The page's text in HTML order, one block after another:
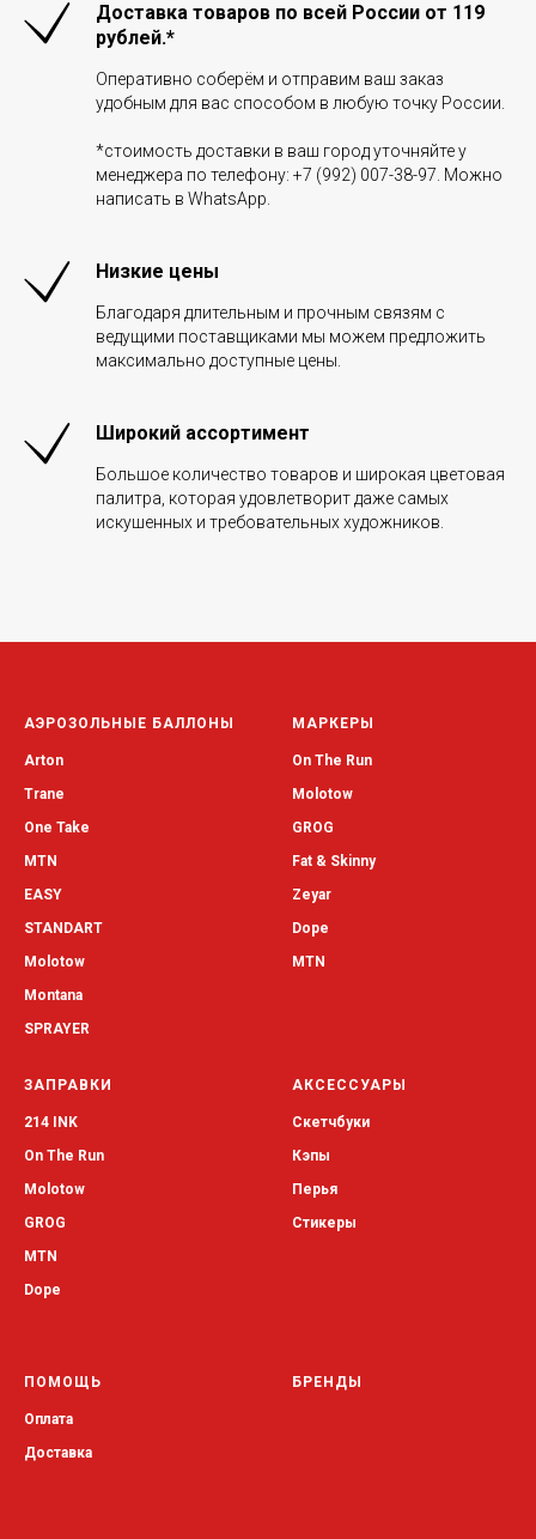
Доставка товаров по всей России от 119
рублей.*
Оперативно соберём и отправим ваш заказ
удобным для вас способом в любую точку России.
*стоимость доставки в ваш город уточняйте у
менеджера по телефону: +7 (992) 007-38-97. Можно
написать в WhatsApp.
Низкие цены
Благодаря длительным и прочным связям с
ведущими поставщиками мы можем предложить
максимально доступные цены.
Широкий ассортимент
Большое количество товаров и широкая цветовая
палитра, которая удовлетворит даже самых
искушенных и требовательных художников.
АЭРОЗОЛЬНЫЕ БАЛЛОНЫ
Arton
Trane
One Take
MTN
EASY
STANDART
Molotow
Montana
SPRAYER
МАРКЕРЫ
On The Run
Molotow
GROG
Fat & Skinny
Zeyar
Dope
MTN
ЗАПРАВКИ
214 INK
On The Run
Molotow
GROG
MTN
Dope
АКСЕССУАРЫ
Скетчбуки
Кэпы
Перья
Стикеры
ПОМОЩЬ
Оплата
Доставка
БРЕНДЫ